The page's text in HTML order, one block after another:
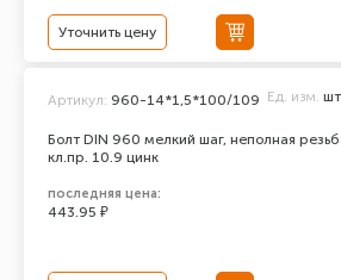
Уточнить цену
Болт DIN 960 мелкий шаг, неполная
кл.пр. 10.9 цинк
Артикул: 960-14*1,5*100/109 Ед. изм.
последняя цена:
443.95 ₽